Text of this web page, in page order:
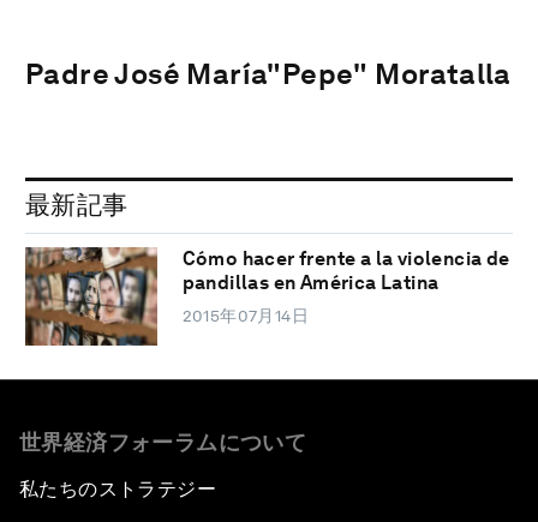
Padre José María"Pepe" Moratalla
最新記事
Cómo hacer frente a la violencia de
pandillas en América Latina
2015年07月14日
世界経済フォーラムについて
私たちのストラテジー